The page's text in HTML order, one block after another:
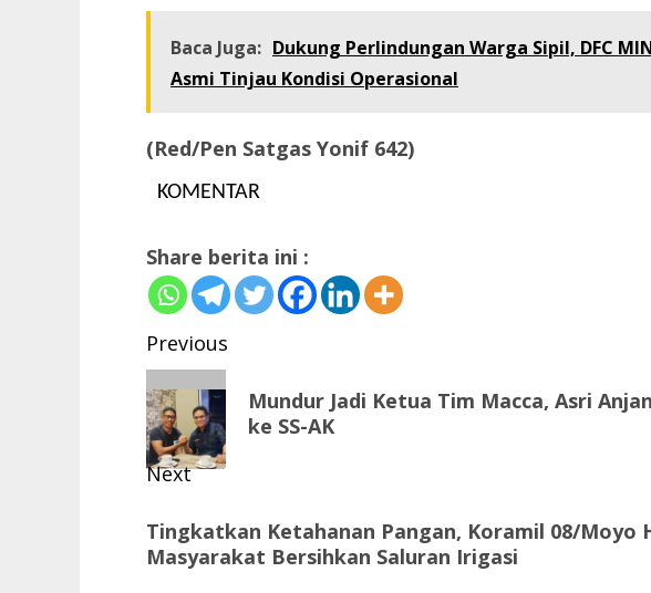
Baca Juga: Dukung Perlindungan Warga Sipil, DFC
Asmi Tinjau Kondisi Operasional
(Red/Pen Satgas Yonif 642)
KOMENTAR
Share berita ini :
Post
navigation
Previous
Previous
post:
Mundur Jadi Ketua Tim Macca, Asri
ke SS-AK
Next
post:
Tingkatkan Ketahanan Pangan, Koramil 08/Moyo
Masyarakat Bersihkan Saluran Irigasi